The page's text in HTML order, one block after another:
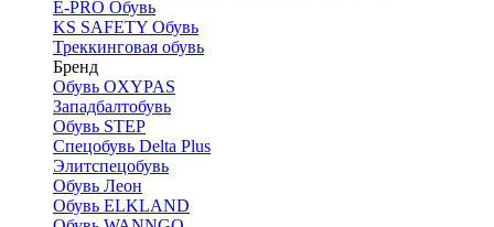
E-PRO Обувь
KS SAFETY Обувь
Треккинговая обувь
Бренд
Обувь OXYPAS
Западбалтобувь
Обувь STEP
Спецобувь Delta Plus
Элитспецобувь
Обувь Леон
Обувь ELKLAND